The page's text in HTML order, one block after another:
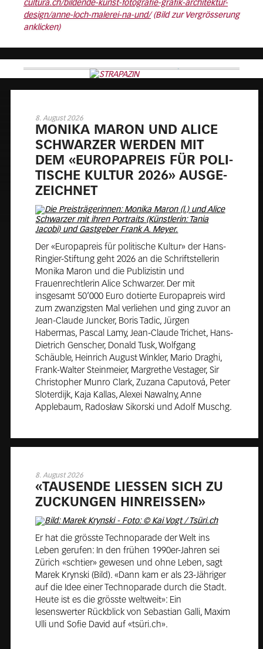
cultura.ch/bildende-kunst-fotografie-grafik-architektur-
design/anne-loch-malerei-na-und/(Bild zur Vergrösserung
anklicken)
8. August 2026
MO­NI­KA MARON UND ALICE
SCHWAR­ZER WER­DEN MIT
DEM «EU­RO­PA­PREIS FÜR PO­LI­
TI­SCHE KUL­TUR 2026» AUS­GE­
ZEICH­NET
Der «Europapreis für politische Kultur» der Hans-
Ringier-Stiftung geht 2026 an die Schriftstellerin
Monika Maron und die Publizistin und
Frauenrechtlerin Alice Schwarzer. Der mit
insgesamt 50‘000 Euro dotierte Europapreis wird
zum zwanzigsten Mal verliehen und ging zuvor an
Jean-Claude Juncker, Boris Tadic, Jürgen
Habermas, Pascal Lamy, Jean-Claude Trichet, Hans-
Dietrich Genscher, Donald Tusk, Wolfgang
Schäuble, Heinrich August Winkler, Mario Draghi,
Frank-Walter Steinmeier, Margrethe Vestager, Sir
Christopher Munro Clark, Zuzana Caputová, Peter
Sloterdijk, Kaja Kallas, Alexei Nawalny, Anne
Applebaum, Radosław Sikorski und Adolf Muschg.
8. August 2026
«TAU­SEN­DE LIES­SEN SICH ZU
ZU­CKUN­GEN HIN­REIS­SEN»
Er hat die grösste Technoparade der Welt ins
Leben gerufen: In den frühen 1990er-Jahren sei
Zürich «schtier» gewesen und ohne Leben, sagt
Marek Krynski (Bild). «Dann kam er als 23-Jähriger
auf die Idee einer Technoparade durch die Stadt.
Heute ist es die grösste weltweit»: Ein
lesenswerter Rückblick von Sebastian Galli, Maxim
Ulli und Sofie David auf «tsüri.ch».